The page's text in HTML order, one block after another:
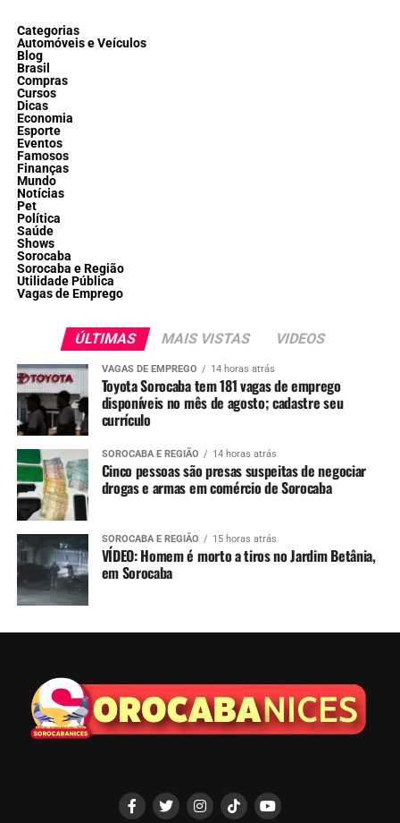
Categorias
Automóveis e Veículos
Blog
Brasil
Compras
Cursos
Dicas
Economia
Esporte
Eventos
Famosos
Finanças
Mundo
Notícias
Pet
Política
Saúde
Shows
Sorocaba
Sorocaba e Região
Utilidade Pública
Vagas de Emprego
ÚLTIMAS MAIS VISTAS VIDEOS
VAGAS DE EMPREGO 14 horas atrás
Toyota Sorocaba tem 181 vagas de emprego
disponíveis no mês de agosto; cadastre seu
currículo
SOROCABA E REGIÃO 14 horas atrás
Cinco pessoas são presas suspeitas de negociar
drogas e armas em comércio de Sorocaba
SOROCABA E REGIÃO 15 horas atrás
VÍDEO: Homem é morto a tiros no Jardim Betânia,
em Sorocaba